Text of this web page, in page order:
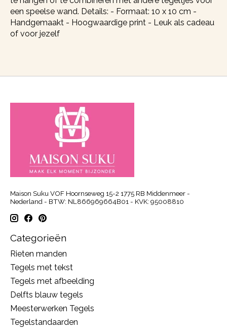
een speelse wand. Details: - Formaat: 10 x 10 cm -
Handgemaakt - Hoogwaardige print - Leuk als cadeau
of voor jezelf
Maison Suku VOF Hoornseweg 15-2 1775 RB Middenmeer -
Nederland - BTW: NL866969664B01 - KVK: 95008810
Categorieën
Rieten manden
Tegels met tekst
Tegels met afbeelding
Delfts blauw tegels
Meesterwerken Tegels
Tegelstandaarden